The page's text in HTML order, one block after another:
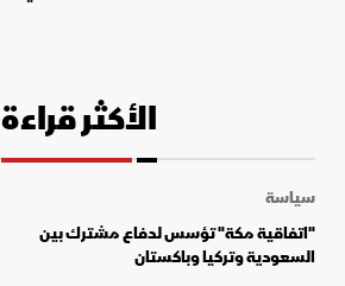
الأكثر قراءة
سياسة
"اتفاقية مكة" تؤسس لدفاع مشترك بين
السعودية وتركيا وباكستان